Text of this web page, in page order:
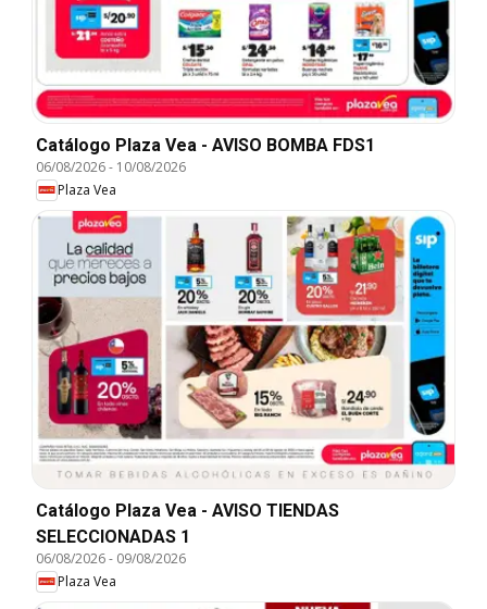
Catálogo Plaza Vea - AVISO BOMBA FDS1
06/08/2026- 10/08/2026
Plaza Vea
Catálogo Plaza Vea - AVISO TIENDAS
SELECCIONADAS 1
06/08/2026- 09/08/2026
Plaza Vea